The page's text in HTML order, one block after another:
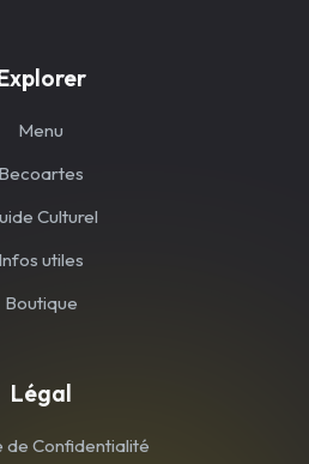
Menu
Becoartes
Culturel
Infos utiles
Boutique
Légal
de Confidentialité